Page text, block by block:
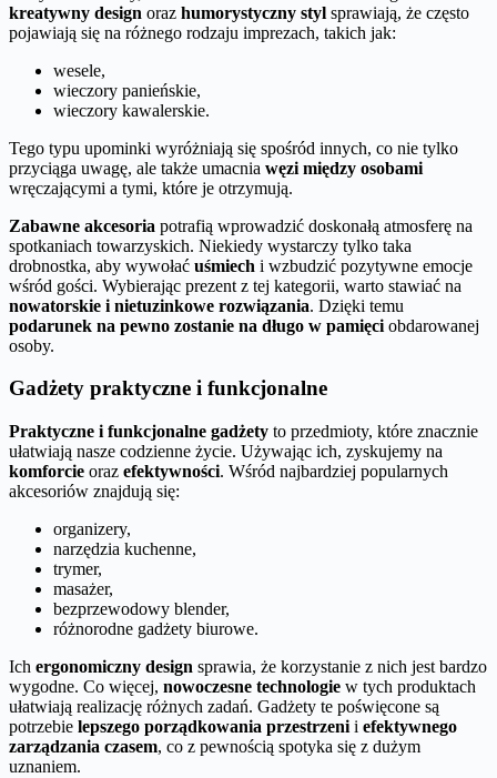
kreatywny design oraz humorystyczny styl sprawiają, że często
pojawiają się na różnego rodzaju imprezach, takich jak:
wesele,
wieczory panieńskie,
wieczory kawalerskie.
Tego typu upominki wyróżniają się spośród innych, co nie tylko
przyciąga uwagę, ale także umacnia węzi między osobami
wręczającymi a tymi, które je otrzymują.
Zabawne akcesoria potrafią wprowadzić doskonałą atmosferę na
spotkaniach towarzyskich. Niekiedy wystarczy tylko taka
drobnostka, aby wywołać uśmiech i wzbudzić pozytywne emocje
wśród gości. Wybierając prezent z tej kategorii, warto stawiać na
nowatorskie i nietuzinkowe rozwiązania. Dzięki temu
podarunek na pewno zostanie na długo w pamięci obdarowanej
osoby.
Gadżety praktyczne i funkcjonalne
Praktyczne i funkcjonalne gadżety to przedmioty, które znacznie
ułatwiają nasze codzienne życie. Używając ich, zyskujemy na
komforcie oraz efektywności. Wśród najbardziej popularnych
akcesoriów znajdują się:
organizery,
narzędzia kuchenne,
trymer,
masażer,
bezprzewodowy blender,
różnorodne gadżety biurowe.
Ich ergonomiczny design sprawia, że korzystanie z nich jest bardzo
wygodne. Co więcej, nowoczesne technologie w tych produktach
ułatwiają realizację różnych zadań. Gadżety te poświęcone są
potrzebie lepszego porządkowania przestrzeni i efektywnego
zarządzania czasem, co z pewnością spotyka się z dużym
uznaniem.